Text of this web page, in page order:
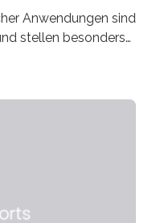
Anwendungen sind
stellen besonders
dar.
Rezyklaten